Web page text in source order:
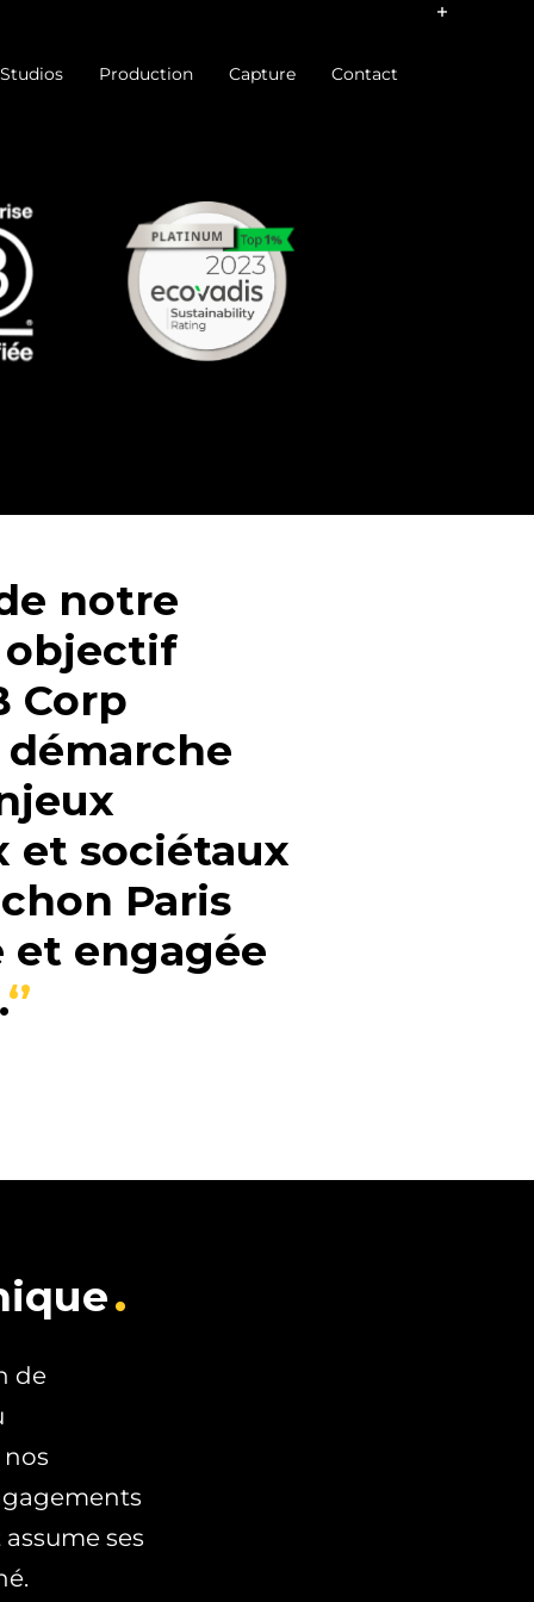
Studios Production Capture Contact
notre
objectif
Corp
et sociétaux
Paris
et engagée
de
ses